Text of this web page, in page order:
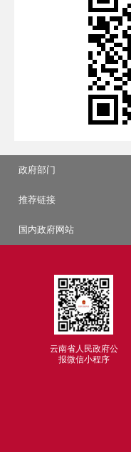
政府部门
推荐链接
国内政府网站
云南省人民政府公
报微信小程序